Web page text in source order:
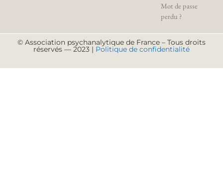
Mot de passe
perdu ?
© Association psychanalytique de France – Tous droits
réservés — 2023 | Politique de confidentialité